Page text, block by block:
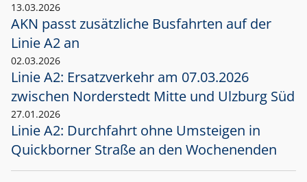
13.03.2026
AKN passt zusätzliche Busfahrten auf der
Linie A2 an
02.03.2026
Linie A2: Ersatzverkehr am 07.03.2026
zwischen Norderstedt Mitte und Ulzburg Süd
27.01.2026
Linie A2: Durchfahrt ohne Umsteigen in
Quickborner Straße an den Wochenenden